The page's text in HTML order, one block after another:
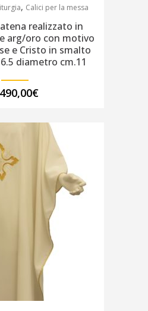
, Calici per la messa
realizzato in
arg/oro con motivo
e Cristo in smalto
diametro cm.11
€